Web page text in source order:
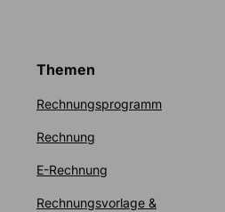
Themen
Rechnungsprogramm
Rechnung
E-Rechnung
Rechnungsvorlage &